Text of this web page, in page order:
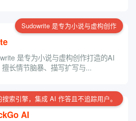
Sudowrite 是专为小说与虚构创作
是专为小说与虚构创作打造的AI
长情节脑暴、描写扩写与...
索引擎，集成 AI 作答且不追踪用户。
AI